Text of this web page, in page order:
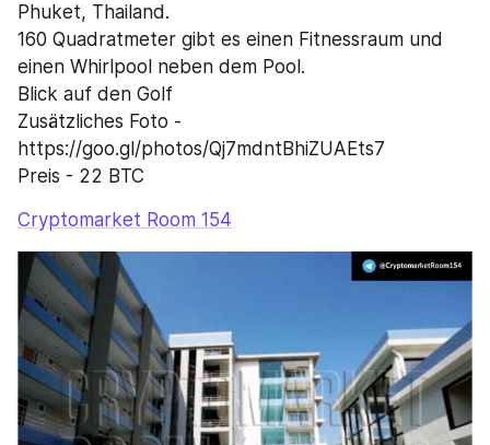
Phuket, Thailand.
160 Quadratmeter gibt es einen Fitnessraum und
einen Whirlpool neben dem Pool.
Blick auf den Golf
Zusätzliches Foto -
https://goo.gl/photos/Qj7mdntBhiZUAEts7
Preis - 22 BTC
Cryptomarket Room 154